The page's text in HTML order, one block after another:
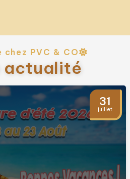
chez PVC & CO
actualité
31
juillet